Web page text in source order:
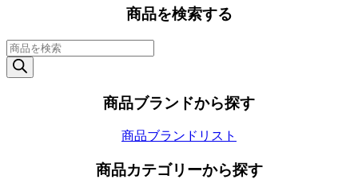
商品を検索する
商
品
検
商品ブランドから探す
商品ブランドリスト
商品カテゴリーから探す